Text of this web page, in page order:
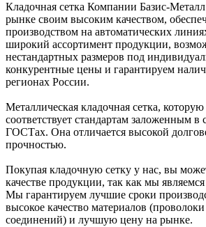
Кладочная сетка Компании Базис-Металл
рынке своим высоким качеством,
производством на автоматических
широкий ассортимент продукции,
нестандартных размеров под
конкурентные цены и гарантируем
регионах России.
Металлическая кладочная сетка,
соответствует стандартам заложенным в
ГОСТах. Она отличается высокой
прочностью.
Покупая кладочную сетку у нас, вы
качестве продукции, так как мы
Мы гарантируем лучшие сроки
высокое качество материалов
соединений) и лучшую цену на рынке.